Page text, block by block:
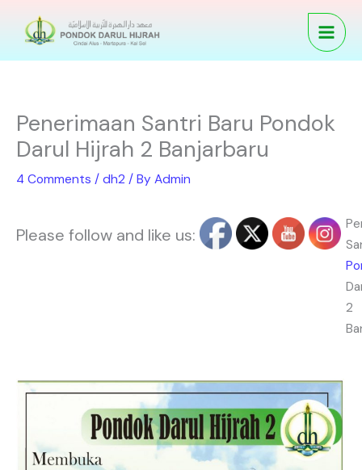
Penerimaan Santri Baru Pondok
Darul Hijrah 2 Banjarbaru
4 Comments / dh2 / By Admin
Please follow and like us:
2